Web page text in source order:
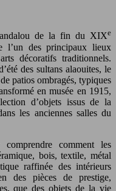
andalou de la fin du XIXe
l’un des principaux lieux
décoratifs traditionnels.
des sultans alaouites, le
patios ombragés, typiques
en musée en 1915,
d’objets issus de la
les anciennes salles du
comment les
bois, textile, métal
raffinée des intérieurs
des pièces de prestige,
que des objets de la vie